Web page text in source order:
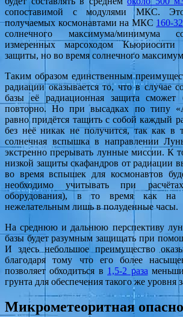
сопоставимой с модулями МКС.
получаемых космонавтами на МКС 160-
солнечного максимума/минимума
измеренных марсоходом Кьюриосити
защиты, но во время солнечного
Таким образом единственным
радиации оказывается то, что в случае
базы её радиационная защита сможет
повторно. Но при высадках по типу
равно придётся тащить с собой каждый
без неё никак не получится, так как в
солнечная вспышка в направлении
экстренно прерывать лунные миссии. К
низкой защиты скафандров от радиации
во время вспышек для космонавтов
необходимо учитывать при
оборудования), в то время как на
нежелательным лишь в полуденные часы.
На среднюю и дальнюю перспективу
базы будет разумным защищать при
И здесь небольшое преимущество
благодаря тому что его более
позволяет обходиться в 1,5-2 раза
грунта для обеспечения такого же уровня
Микрометеоритная